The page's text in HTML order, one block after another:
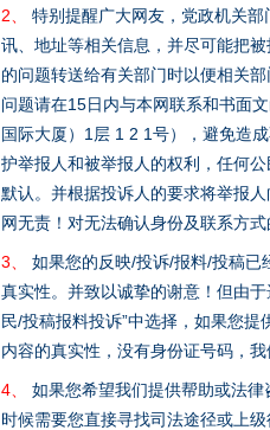
2、
特别提醒广大网友，党政机关
讯、地址等相关信息，并尽可能把
的问题转送给有关部门时以便相关
问题请在15日内与本网联系和书面
国际大厦）1层 1 2 1号），避免造
护举报人和被举报人的权利，任何
默认。并根据投诉人的要求将举报
网无责！对无法确认身份及联系方
3、
如果您的反映/投诉/报料/投稿已
真实性。并致以诚挚的谢意！但由
民/投稿报料投诉”中选择，如果您
内容的真实性，没有身份证号码，
4、
如果您希望我们提供帮助或法
时候需要您直接寻找司法途径或上
网上购药对药下症？